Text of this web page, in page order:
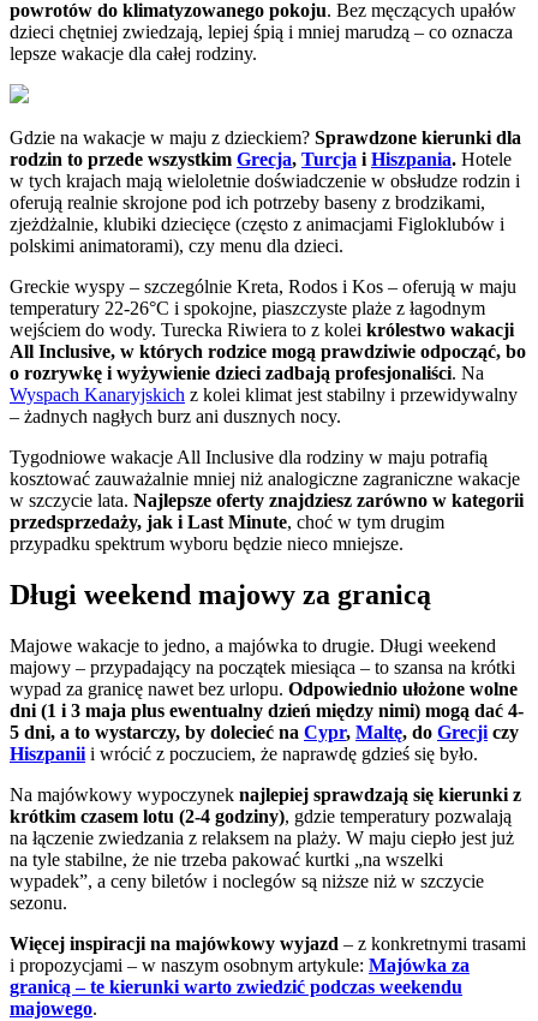
powrotów do klimatyzowanego pokoju. Bez męczących upałów
dzieci chętniej zwiedzają, lepiej śpią i mniej marudzą – co oznacza
lepsze wakacje dla całej rodziny.
Gdzie na wakacje w maju z dzieckiem? Sprawdzone kierunki dla
rodzin to przede wszystkim Grecja, Turcja i Hiszpania. Hotele
w tych krajach mają wieloletnie doświadczenie w obsłudze rodzin i
oferują realnie skrojone pod ich potrzeby baseny z brodzikami,
zjeżdżalnie, klubiki dziecięce (często z animacjami Figloklubów i
polskimi animatorami), czy menu dla dzieci.
Greckie wyspy – szczególnie Kreta, Rodos i Kos – oferują w maju
temperatury 22-26°C i spokojne, piaszczyste plaże z łagodnym
wejściem do wody. Turecka Riwiera to z kolei królestwo wakacji
All Inclusive, w których rodzice mogą prawdziwie odpocząć, bo
o rozrywkę i wyżywienie dzieci zadbają profesjonaliści. Na
Wyspach Kanaryjskich z kolei klimat jest stabilny i przewidywalny
– żadnych nagłych burz ani dusznych nocy.
Tygodniowe wakacje All Inclusive dla rodziny w maju potrafią
kosztować zauważalnie mniej niż analogiczne zagraniczne wakacje
w szczycie lata. Najlepsze oferty znajdziesz zarówno w kategorii
przedsprzedaży, jak i Last Minute, choć w tym drugim
przypadku spektrum wyboru będzie nieco mniejsze.
Długi weekend majowy za granicą
Majowe wakacje to jedno, a majówka to drugie. Długi weekend
majowy – przypadający na początek miesiąca – to szansa na krótki
wypad za granicę nawet bez urlopu. Odpowiednio ułożone wolne
dni (1 i 3 maja plus ewentualny dzień między nimi) mogą dać 4-
5 dni, a to wystarczy, by dolecieć na Cypr, Maltę, do Grecji czy
Hiszpanii i wrócić z poczuciem, że naprawdę gdzieś się było.
Na majówkowy wypoczynek najlepiej sprawdzają się kierunki z
krótkim czasem lotu (2-4 godziny), gdzie temperatury pozwalają
na łączenie zwiedzania z relaksem na plaży. W maju ciepło jest już
na tyle stabilne, że nie trzeba pakować kurtki „na wszelki
wypadek”, a ceny biletów i noclegów są niższe niż w szczycie
sezonu.
Więcej inspiracji na majówkowy wyjazd – z konkretnymi trasami
i propozycjami – w naszym osobnym artykule: Majówka za
granicą – te kierunki warto zwiedzić podczas weekendu
majowego.